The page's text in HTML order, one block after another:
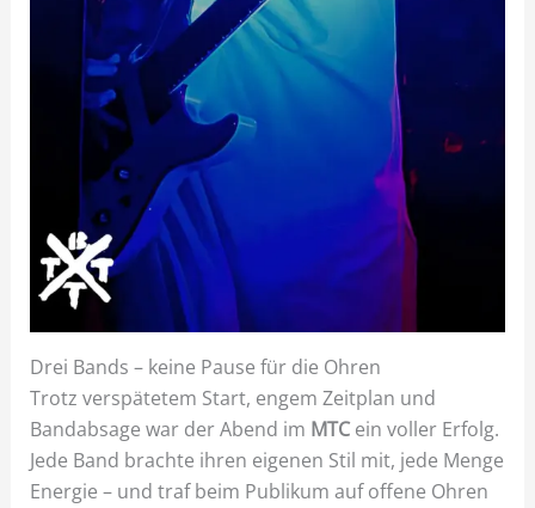
Drei Bands – keine Pause für die Ohren
Trotz verspätetem Start, engem Zeitplan und
Bandabsage war der Abend im MTCein voller Erfolg.
Jede Band brachte ihren eigenen Stil mit, jede Menge
Energie – und traf beim Publikum auf offene Ohren